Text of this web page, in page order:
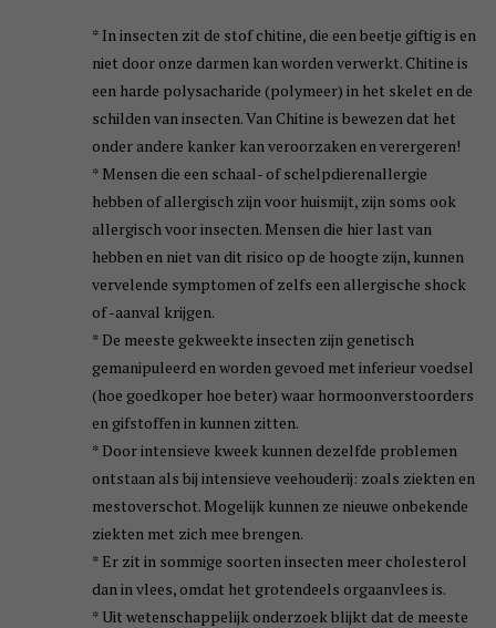
* In insecten zit de stof chitine, die een beetje giftig is en
niet door onze darmen kan worden verwerkt. Chitine is
een harde polysacharide (polymeer) in het skelet en de
schilden van insecten. Van Chitine is bewezen dat het
onder andere kanker kan veroorzaken en verergeren!
* Mensen die een schaal- of schelpdierenallergie
hebben of allergisch zijn voor huismijt, zijn soms ook
allergisch voor insecten. Mensen die hier last van
hebben en niet van dit risico op de hoogte zijn, kunnen
vervelende symptomen of zelfs een allergische shock
of -aanval krijgen.
* De meeste gekweekte insecten zijn genetisch
gemanipuleerd en worden gevoed met inferieur voedsel
(hoe goedkoper hoe beter) waar hormoonverstoorders
en gifstoffen in kunnen zitten.
* Door intensieve kweek kunnen dezelfde problemen
ontstaan als bij intensieve veehouderij: zoals ziekten en
mestoverschot. Mogelijk kunnen ze nieuwe onbekende
ziekten met zich mee brengen.
* Er zit in sommige soorten insecten meer cholesterol
dan in vlees, omdat het grotendeels orgaanvlees is.
* Uit wetenschappelijk onderzoek blijkt dat de meeste